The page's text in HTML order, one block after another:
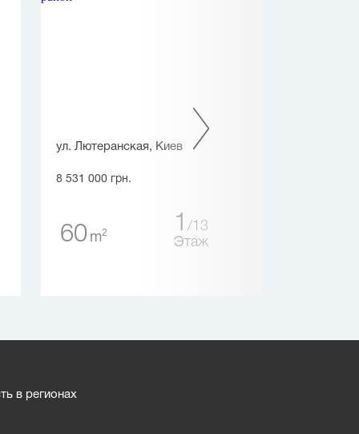
ул. Лютеранская, Киев
8 531 000 грн.
60 m2 1
13
Этаж
в регионах